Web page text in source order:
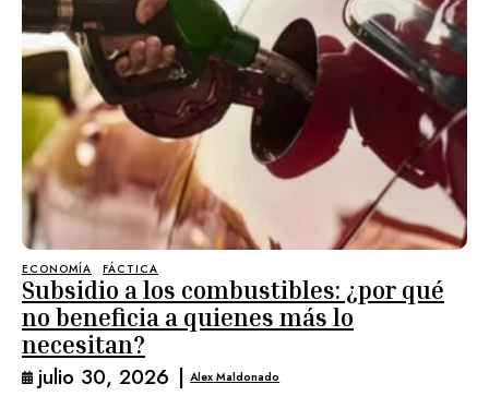
ECONOMÍA FÁCTICA
Subsidio a los combustibles: ¿por qué
no beneficia a quienes más lo
necesitan?
julio 30, 2026 | Alex Maldonado